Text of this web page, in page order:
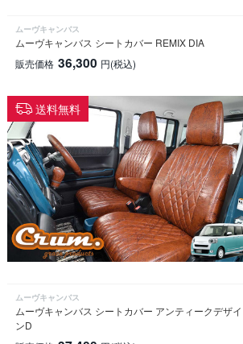
ムーヴキャンバス
ムーヴキャンバス シートカバー REMIX DIA
販売価格 36,300 円(税込)
送料無料
ムーヴキャンバス
ムーヴキャンバス シートカバー アンティークデザイ
ンD